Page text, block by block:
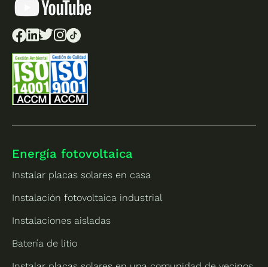
Energía fotovoltaica
Instalar placas solares en casa
Instalación fotovoltaica industrial
Instalaciones aisladas
Batería de litio